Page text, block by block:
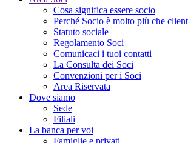
Cosa significa essere socio
Perché Socio è molto più che
Statuto sociale
Regolamento Soci
Comunicaci i tuoi contatti
La Consulta dei Soci
Convenzioni per i Soci
Area Riservata
Dove siamo
Sede
Filiali
La banca per voi
Famiglie e privati